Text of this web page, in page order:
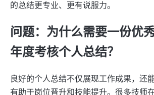
的总结更专业、更有说服力。
问题：为什么需要一份优
年度考核个人总结？
良好的个人总结不仅展现工作成果，还
有助于岗位晋升和技能提升。很多技师